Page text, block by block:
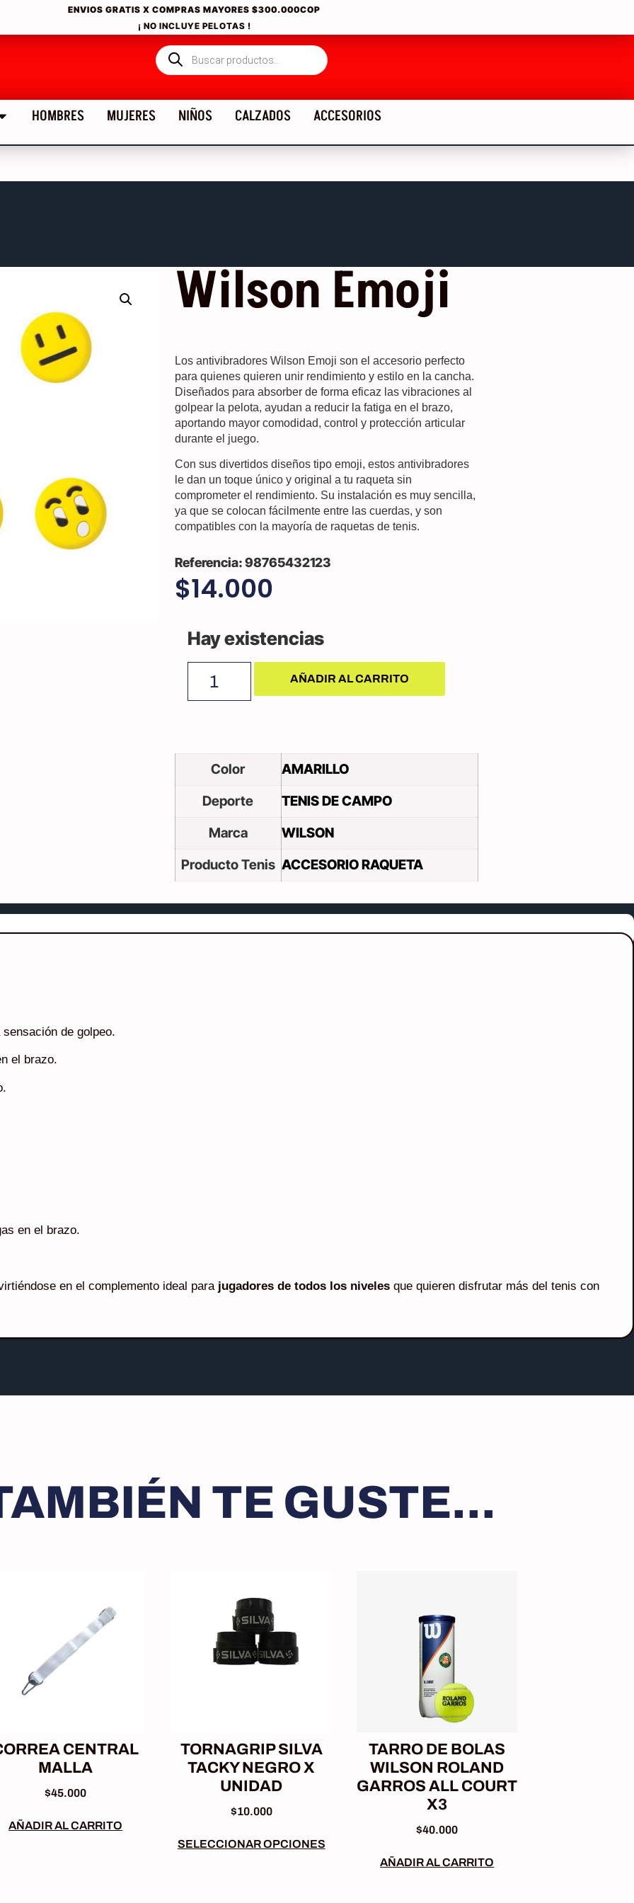
ENVIOS GRATIS X COMPRAS MAYORES$300.000COP
¡ NO INCLUYE PELOTAS !
HOMBRES MUJERES NIÑOS CALZADOS ACCESORIOS
Wilson Emoji
Los antivibradores Wilson Emoji son el accesorio perfecto
para quienes quieren unir rendimiento y estilo en la cancha.
Diseñados para absorber de forma eficaz las vibraciones al
golpear la pelota, ayudan a reducir la fatiga en el brazo,
aportando mayor comodidad, control y protección articular
durante el juego.
Con sus divertidos diseños tipo emoji, estos antivibradores
le dan un toque único y original a tu raqueta sin
comprometer el rendimiento. Su instalación es muy sencilla,
ya que se colocan fácilmente entre las cuerdas, y son
compatibles con la mayoría de raquetas de tenis.
98765432123
$14.000
Hay existencias
AÑADIR AL CARRITO
Color
AMARILLO
Deporte
TENIS DE CAMPO
Marca
WILSON
Producto Tenis ACCESORIO RAQUETA
de golpeo.
el brazo.
en el brazo.
en el complemento ideal para jugadores de todos los niveles que quieren disfrutar más del tenis con
TE GUSTE...
CENTRAL
MALLA
$45.000
AÑADIR AL CARRITO
TORNAGRIP SILVA
TACKY NEGRO X
UNIDAD
$10.000
SELECCIONAR OPCIONES
TARRO DE BOLAS
WILSON ROLAND
GARROS ALL COURT
X3
$40.000
AÑADIR AL CARRITO